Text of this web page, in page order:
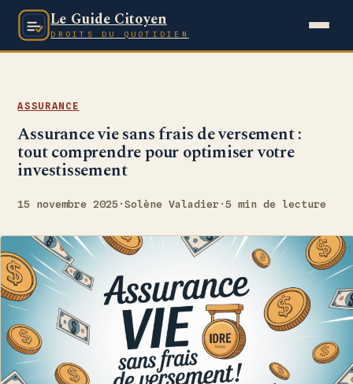
Le Guide Citoyen
DROITS DU QUOTIDIEN
ASSURANCE
Assurance vie sans frais de versement :
tout comprendre pour optimiser votre
investissement
15 novembre 2025 ·Solène Valadier ·5 min de lecture